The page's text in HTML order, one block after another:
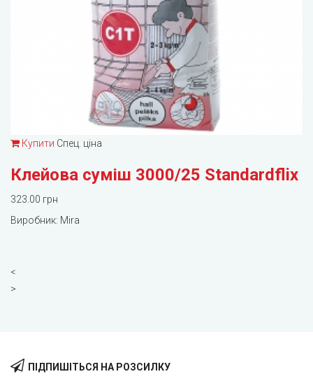
Купити Спец. ціна
Клейова суміш 3000/25 Standardflix
323.00 грн
Виробник: Mira
<
>
ПІДПИШІТЬСЯ НА РОЗСИЛКУ